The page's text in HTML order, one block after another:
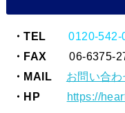
・TEL 0120-542-
・FAX 06-6375-
・MAIL
お問い合
・HP
https://